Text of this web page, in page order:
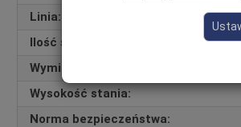
Linia:
Ilość szczebli:
Wymiary transportowe (dł. szer.
Wysokość stania:
Norma bezpieczeństwa: